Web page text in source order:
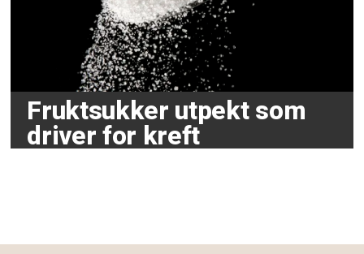
Fruktsukker utpekt som
driver for kreft